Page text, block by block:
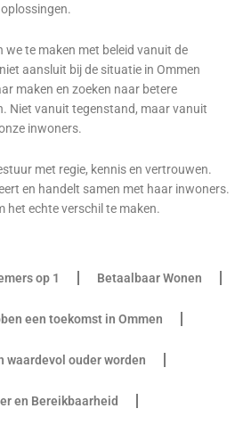
we te maken met beleid vanuit de
aansluit bij de situatie in Ommen
maken en zoeken naar betere
Niet vanuit tegenstand, maar vanuit
inwoners.
met regie, kennis en vertrouwen.
en handelt samen met haar inwoners.
het echte verschil te maken.
op 1 Betaalbaar Wonen
een toekomst in Ommen
waardevol ouder worden
en Bereikbaarheid